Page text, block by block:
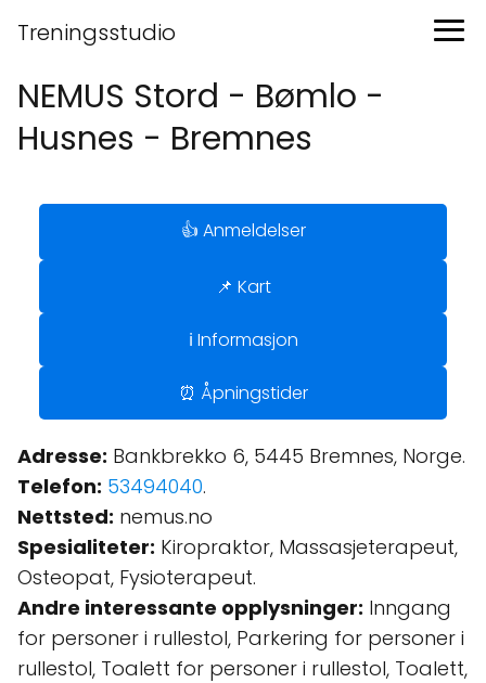
Treningsstudio
NEMUS Stord - Bømlo -
Husnes - Bremnes
👍 Anmeldelser
📌 Kart
ℹ️ Informasjon
⏰ Åpningstider
Adresse: Bankbrekko 6, 5445 Bremnes, Norge.
Telefon: 53494040.
Nettsted: nemus.no
Spesialiteter: Kiropraktor, Massasjeterapeut,
Osteopat, Fysioterapeut.
Andre interessante opplysninger: Inngang
for personer i rullestol, Parkering for personer i
rullestol, Toalett for personer i rullestol, Toalett,